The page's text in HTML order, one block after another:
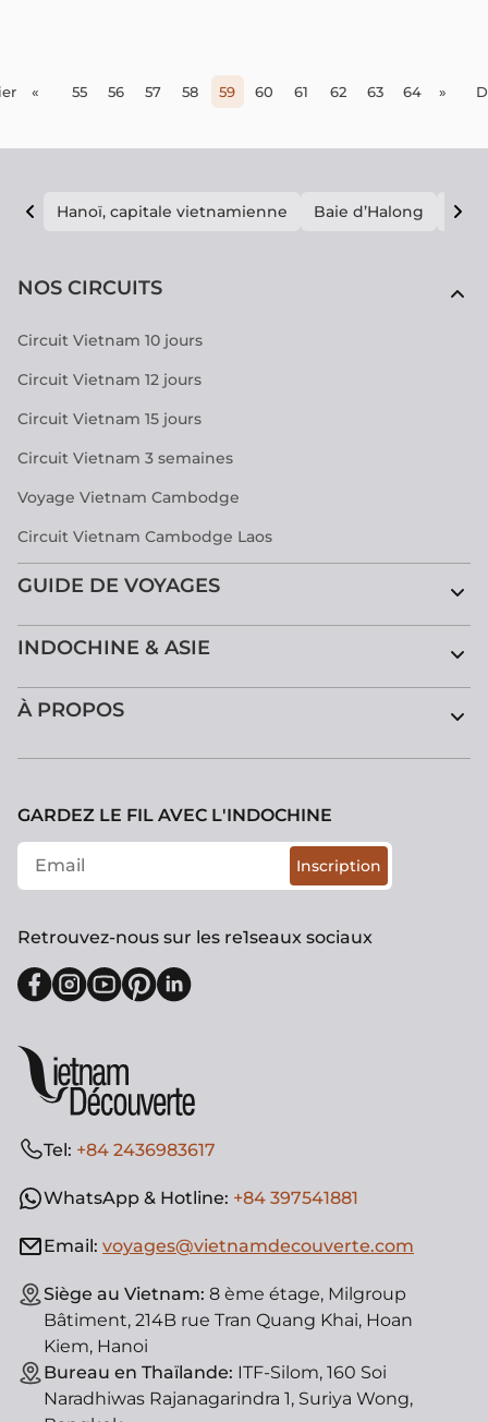
« 55 56 57 58 59 60 61 62 63 64 »
Hanoï, capitale vietnamienne Baie d’Halong E
NOS CIRCUITS
Circuit Vietnam 10 jours
Circuit Vietnam 12 jours
Circuit Vietnam 15 jours
Circuit Vietnam 3 semaines
Voyage Vietnam Cambodge
Circuit Vietnam Cambodge Laos
GUIDE DE VOYAGES
INDOCHINE & ASIE
À PROPOS
Tel: +84 2436983617
WhatsApp & Hotline: +84 397541881
Email: voyages@vietnamdecouverte.com
Siège au Vietnam: 8 ème étage, Milgroup
Bâtiment, 214B rue Tran Quang Khai, Hoan
Kiem, Hanoi
Bureau en Thaïlande: ITF-Silom, 160 Soi
Naradhiwas Rajanagarindra 1, Suriya Wong,
GARDEZ LE FIL AVEC L'INDOCHINE
Inscription
Retrouvez-nous sur les re1seaux sociaux